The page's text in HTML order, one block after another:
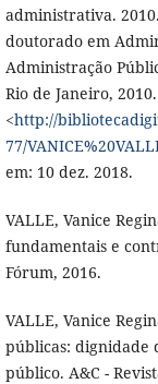
administrativa.
doutorado em
Administração
Rio de Janeiro,
<http://
77/
em: 10 dez. 2018.
VALLE, Vanice
fundamentais e
Fórum, 2016.
VALLE, Vanice
públicas: dignidade
público. A&C -